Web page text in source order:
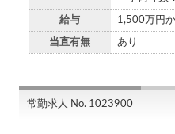
給与 1,500万円
当直有無 あり
常勤求人 No. 1023900